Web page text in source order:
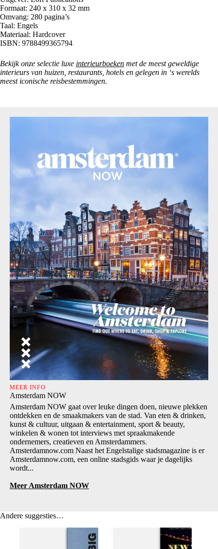
Formaat: 240 x 310 x 32 mm
Omvang: 280 pagina’s
Taal: Engels
Materiaal: Hardcover
ISBN: 9788499365794
Bekijk onze selectie luxe interieurboeken met de meest geweldige
interieurs van huizen, restaurants, hotels en gelegen in ‘s werelds
meest iconische reisbestemmingen.
MEER INFO
Amsterdam NOW
Amsterdam NOW gaat over leuke dingen doen, nieuwe plekken
ontdekken en de smaakmakers van de stad. Van eten & drinken,
kunst & cultuur, uitgaan & entertainment, sport & beauty,
winkelen & wonen tot interviews met spraakmakende
ondernemers, creatieven en Amsterdammers.
Amsterdamnow.com Naast het Engelstalige stadsmagazine is er
Amsterdamnow.com, een online stadsgids waar je dagelijks
wordt...
Meer Amsterdam NOW
Andere suggesties…